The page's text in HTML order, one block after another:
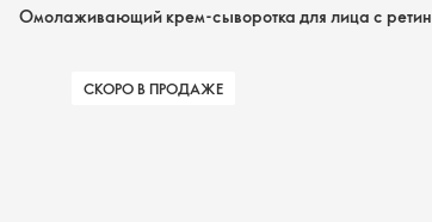
Омолаживающий крем-сыворотка для лица с
СКОРО В ПРОДАЖЕ